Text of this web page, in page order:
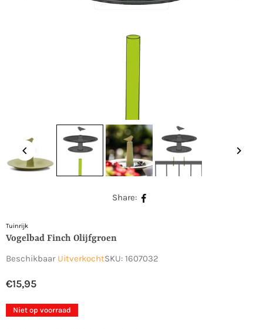
Share:
Tuinrijk
Vogelbad Finch Olijfgroen
Beschikbaar UitverkochtSKU: 1607032
Normale
prijs
€15,95
Niet op voorraad